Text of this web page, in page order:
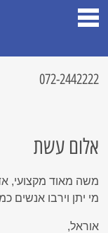
072-2442222
אלום עשת
משה מאוד מקצועי,
מי יתן וירבו אנשים
אוראל,